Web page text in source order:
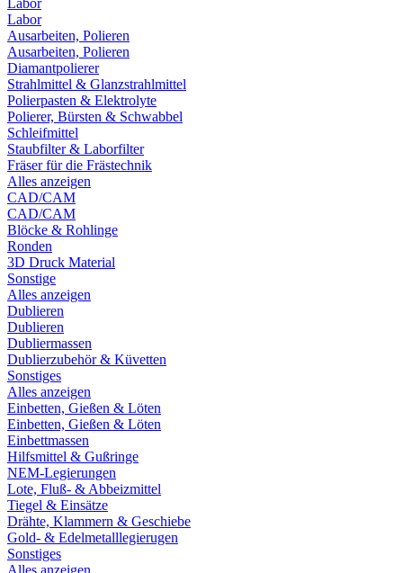
Labor
Labor
Ausarbeiten, Polieren
Ausarbeiten, Polieren
Diamantpolierer
Strahlmittel & Glanzstrahlmittel
Polierpasten & Elektrolyte
Polierer, Bürsten & Schwabbel
Schleifmittel
Staubfilter & Laborfilter
Fräser für die Frästechnik
Alles anzeigen
CAD/CAM
CAD/CAM
Blöcke & Rohlinge
Ronden
3D Druck Material
Sonstige
Alles anzeigen
Dublieren
Dublieren
Dubliermassen
Dublierzubehör & Küvetten
Sonstiges
Alles anzeigen
Einbetten, Gießen & Löten
Einbetten, Gießen & Löten
Einbettmassen
Hilfsmittel & Gußringe
NEM-Legierungen
Lote, Fluß- & Abbeizmittel
Tiegel & Einsätze
Drähte, Klammern & Geschiebe
Gold- & Edelmetalllegierugen
Sonstiges
Alles anzeigen